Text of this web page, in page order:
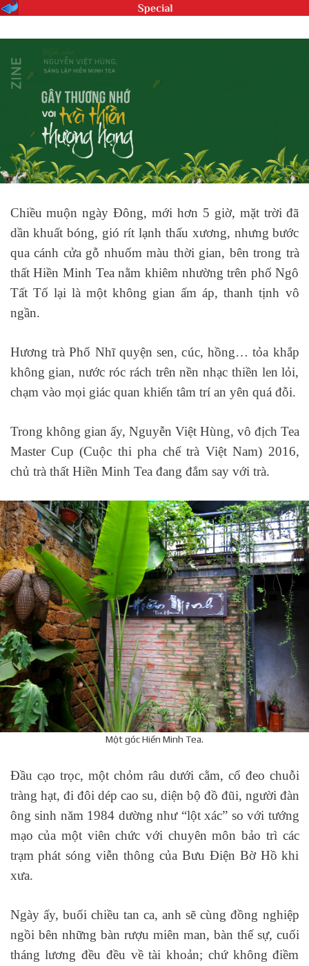
Chiều muộn ngày Đông, mới hơn 5 giờ, mặt trời đã
dần khuất bóng, gió rít lạnh thấu xương, nhưng bước
qua cánh cửa gỗ nhuốm màu thời gian, bên trong trà
thất Hiền Minh Tea nằm khiêm nhường trên phố Ngô
Tất Tố lại là một không gian ấm áp, thanh tịnh vô
ngần.
Hương trà Phổ Nhĩ quyện sen, cúc, hồng… tỏa khắp
không gian, nước róc rách trên nền nhạc thiền len lỏi,
chạm vào mọi giác quan khiến tâm trí an yên quá đỗi.
Trong không gian ấy, Nguyễn Việt Hùng, vô địch Tea
Master Cup (Cuộc thi pha chế trà Việt Nam) 2016,
chủ trà thất Hiền Minh Tea đang đắm say với trà.
Một góc Hiền Minh Tea.
Đầu cạo trọc, một chỏm râu dưới cằm, cổ đeo chuỗi
tràng hạt, đi đôi dép cao su, diện bộ đồ đũi, người đàn
ông sinh năm 1984 dường như “lột xác” so với tướng
mạo của một viên chức với chuyên môn bảo trì các
trạm phát sóng viễn thông của Bưu Điện Bờ Hồ khi
xưa.
Ngày ấy, buổi chiều tan ca, anh sẽ cùng đồng nghiệp
ngồi bên những bàn rượu miên man, bàn thế sự, cuối
tháng lương đều đều về tài khoản; chứ không điềm